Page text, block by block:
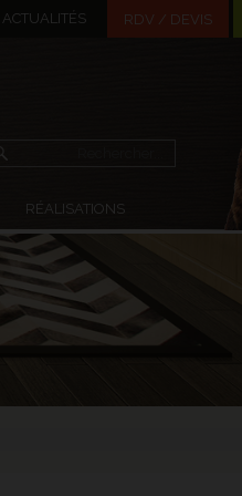
ACTUALITÉS RDV / DEVIS
RÉALISATIONS